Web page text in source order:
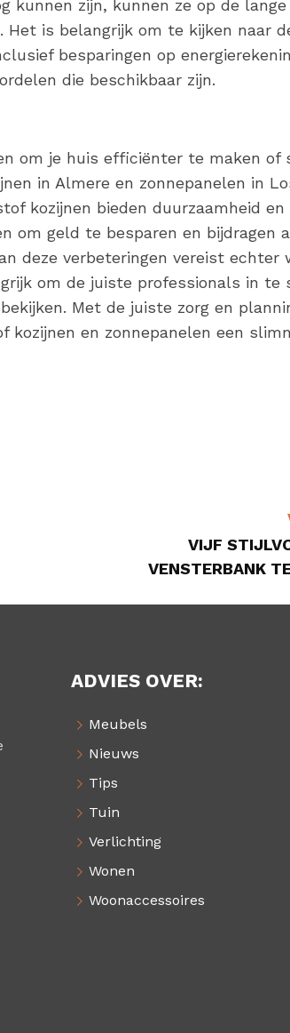
kunnen zijn, kunnen ze op de
Het is belangrijk om te kijken naar
besparingen op
die beschikbaar zijn.
om je huis efficiënter te maken of
in Almere en zonnepanelen in
kozijnen bieden duurzaamheid en
om geld te besparen en bijdragen
deze verbeteringen vereist echter
om de juiste professionals in te
Met de juiste zorg en
en zonnepanelen een
VIJF
VENSTERBANK
ADVIES OVER:
Meubels
Nieuws
Tips
Tuin
Verlichting
Wonen
Woonaccessoires